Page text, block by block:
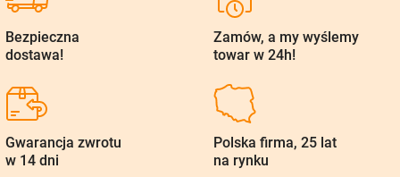
Bezpieczna
dostawa!
Zamów, a my wyślemy
towar w 24h!
Gwarancja zwrotu
w 14 dni
Polska firma, 25 lat
na rynku